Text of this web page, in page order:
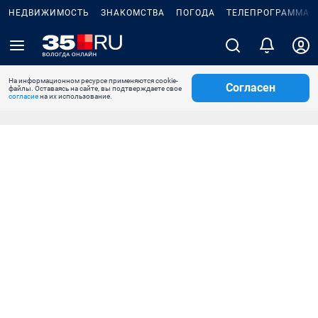
НЕДВИЖИМОСТЬ ЗНАКОМСТВА ПОГОДА ТЕЛЕПРОГРАММА
На информационном ресурсе применяются cookie-
файлы. Оставаясь на сайте, вы подтверждаете свое
согласиена их использование.
Согласен